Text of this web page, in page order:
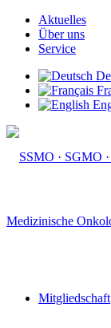
Aktuelles
Über uns
Service
Mitgliedschaft